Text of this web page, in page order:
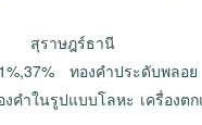
ราษฎร์ธานี เค
ทองคำประดับพ
คำในรูปแบบโลหะ เครื่องต